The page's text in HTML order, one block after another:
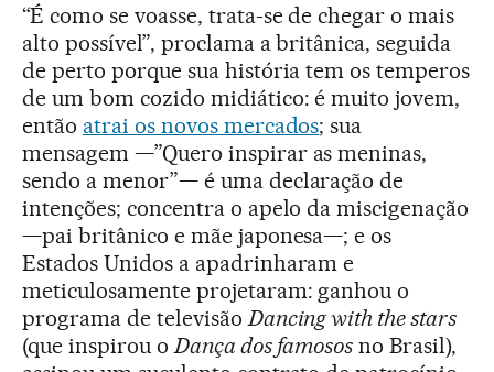
“É como se voasse, trata-se de chegar o mais
alto possível”, proclama a britânica, seguida
de perto porque sua história tem os temperos
de um bom cozido midiático: é muito jovem,
então atrai os novos mercados; sua
mensagem —”Quero inspirar as meninas,
sendo a menor”— é uma declaração de
intenções; concentra o apelo da miscigenação
—pai britânico e mãe japonesa—; e os
Estados Unidos a apadrinharam e
meticulosamente projetaram: ganhou o
programa de televisãoDancing with the stars
(que inspirou oDança dos famosos no Brasil),